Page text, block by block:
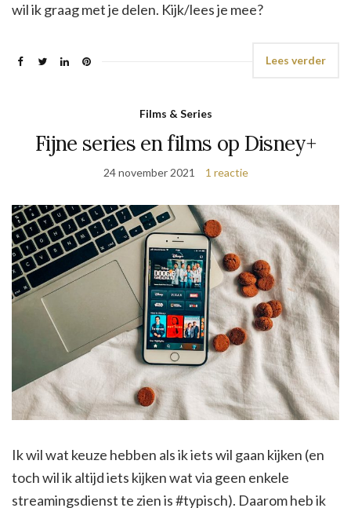
wil ik graag met je delen. Kijk/lees je mee?
Lees verder
Films & Series
Fijne series en films op Disney+
24 november 2021 1 reactie
Ik wil wat keuze hebben als ik iets wil gaan kijken (en
toch wil ik altijd iets kijken wat via geen enkele
streamingsdienst te zien is #typisch). Daarom heb ik